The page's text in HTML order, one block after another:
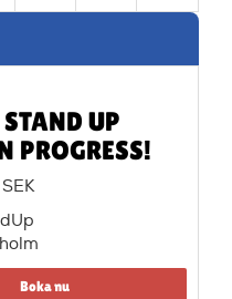
UP
PROGRESS!
Boka nu